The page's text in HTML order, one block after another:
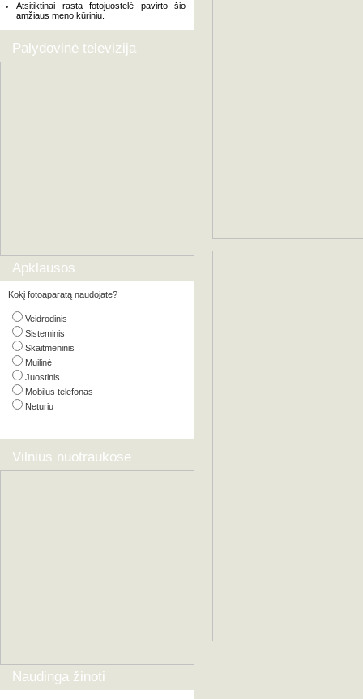
Atsitiktinai rasta fotojuostelė pavirto šio
amžiaus meno kūriniu.
Palydovinė televizija
Apklausos
Kokį fotoaparatą naudojate?
Veidrodinis
Sisteminis
Skaitmeninis
Muilinė
Juostinis
Mobilus telefonas
Neturiu
Vilnius nuotraukose
Naudinga žinoti